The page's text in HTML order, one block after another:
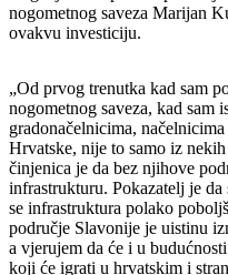
nogometnog saveza Marijan
ovakvu investiciju.
„Od prvog trenutka kad sam
nogometnog saveza, kad sam
gradonačelnicima,
Hrvatske, nije to samo iz
činjenica je da bez njihove
infrastrukturu. Pokazatelj je
se infrastruktura polako
područje Slavonije je uistinu
a vjerujem da će i u
koji će igrati u hrvatskim i